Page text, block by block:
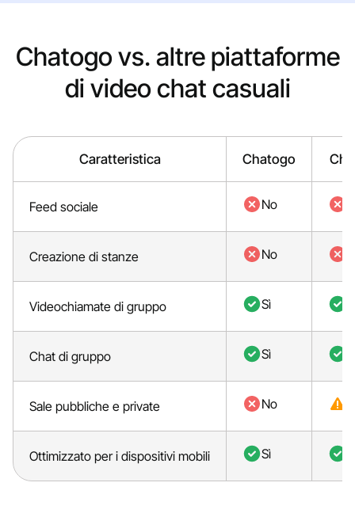
Chatogo vs. altre piattaforme
di video chat casuali
Caratteristica Chatogo
Feed sociale No
Creazione di stanze No
Videochiamate di gruppo Sì
Chat di gruppo Sì
Sale pubbliche e private No
Ottimizzato per i dispositivi mobili Sì